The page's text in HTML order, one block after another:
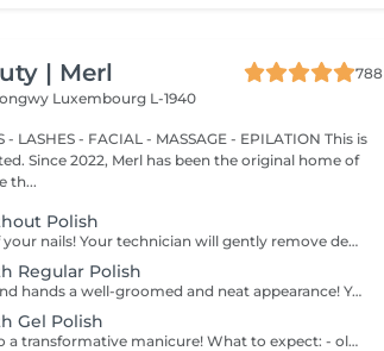
| Merl
788
Luxembourg L-1940
- LASHES - FACIAL - MASSAGE - EPILATION This is
Since 2022, Merl has been the original home of
th...
Polish
We take care of your nails! Your technician will gently remove dead skin cells, shape and file your nails, and buff the outer surface for a smooth, natural finish. Our masters offer edged, hardware, or combined manicures, depending on your preferences. How is a manicure without polish done? - rough skin is gently removed - the shape of the nail plate is delicately corrected - the cuticle and side ridges are carefully tidied up - cuticle oil and hand cream are applied to nourish and hydrate Age restrictions: recommended from 14 years and up. Post procedure recommendations: no special post-care needed for this treatment. Frequency: once every 3 weeks.
Regular Polish
Gift your nails and hands a well-groomed and neat appearance! Your technician will effectively remove dead skin cells, shape and file nails, and buff the outer surface. A regular nail polish is applied at the end of this treatment. Our masters do edged, hardware, or combined manicure. How is manicure with simple nail polish done? - rough skin is removed - the shape of the nail plate is corrected - the cuticle and side ridges are corrected - nail polish is applied - cuticle oil and hand cream are applied Age restrictions: recommended to do from 14 years. Post procedure recommendations: there are no post recommendations for this procedure. Frequency: once in 3 weeks.
Gel Polish
Treat yourself to a transformative manicure! What to expect: - old polish is removed as a bonus - rough skin is removed - nails are shaped - cuticles and side ridges are polished - reinforcement is performed if chosen - semi-permanent polish is applied - cuticle oil and hand cream are applied Age: 16+ Frequency: every 3 weeks for best results. *Removal of old semi-permanent polish is included with the manicure. If you want a separate removal appointment, we charge €20 for the careful process that protects your nails. For the manicure, we leave a thin layer of old polish under the new layer to enhance the durability of the semi-permanent polish. *Please note that if semipermanent nail polish without manicure is chosen, rough skin, cuticle and side ridges won't be removed.